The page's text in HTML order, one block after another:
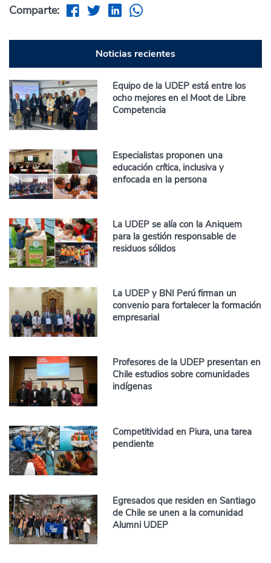
Comparte:
Noticias recientes
Equipo de la UDEP está entre los
ocho mejores en el Moot de Libre
Competencia
Especialistas proponen una
educación crítica, inclusiva y
enfocada en la persona
La UDEP se alía con la Aniquem
para la gestión responsable de
residuos sólidos
La UDEP y BNI Perú firman un
convenio para fortalecer la formación
empresarial
Profesores de la UDEP presentan en
Chile estudios sobre comunidades
indígenas
Competitividad en Piura, una tarea
pendiente
Egresados que residen en Santiago
de Chile se unen a la comunidad
Alumni UDEP